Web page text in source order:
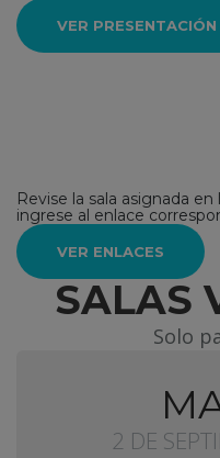
VER PRESENTACIÓN
Revise la sala asignada
ingrese al enlace
VER ENLACES
SALAS
Solo
2 DE